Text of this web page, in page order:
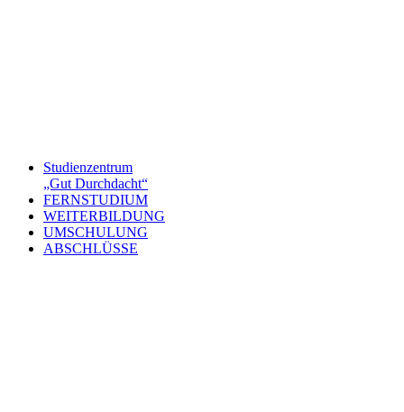
Studienzentrum
„Gut Durchdacht“
FERNSTUDIUM
WEITERBILDUNG
UMSCHULUNG
ABSCHLÜSSE